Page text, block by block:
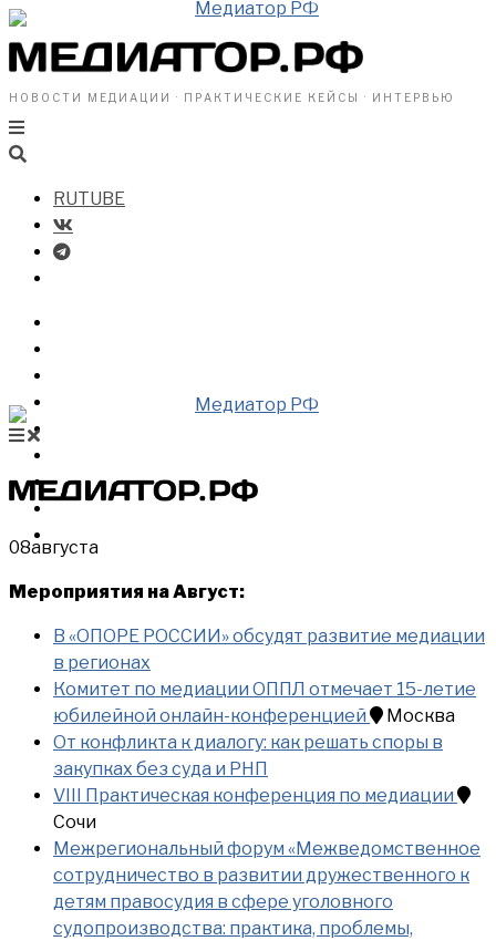
НОВОСТИ МЕДИАЦИИ · ПРАКТИЧЕСКИЕ КЕЙСЫ · ИНТЕРВЬЮ
RUTUBE
ВИДЕО
08августа
Мероприятия на Август:
В «ОПОРЕ РОССИИ» обсудят развитие медиации
в регионах
Комитет по медиации ОППЛ отмечает 15-летие
юбилейной онлайн-конференцией
Москва
От конфликта к диалогу: как решать споры в
закупках без суда и РНП
VIII Практическая конференция по медиации
Сочи
Межрегиональный форум «Межведомственное
сотрудничество в развитии дружественного к
детям правосудия в сфере уголовного
судопроизводства: практика, проблемы,